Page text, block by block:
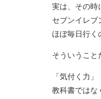
実は、その時
セブンイレブ
ほぼ毎日行く
そういうこと
「気付く力」
教科書ではな